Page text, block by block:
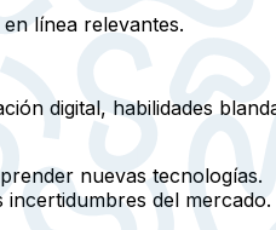
línea relevantes.
digital, habilidades
nuevas tecnologías.
del mercado.